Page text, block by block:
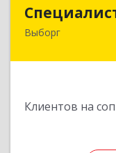
Выборг
Клиентов на
188800,